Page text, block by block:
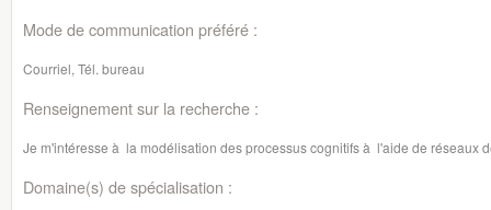
Mode de communication préféré :
Courriel, Tél. bureau
Renseignement sur la recherche :
Je m'intéresse à la modélisation des processus cognitifs à l'aide de réseaux
Domaine(s) de spécialisation :